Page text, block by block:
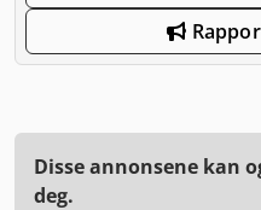
Disse annonsene kan
deg.